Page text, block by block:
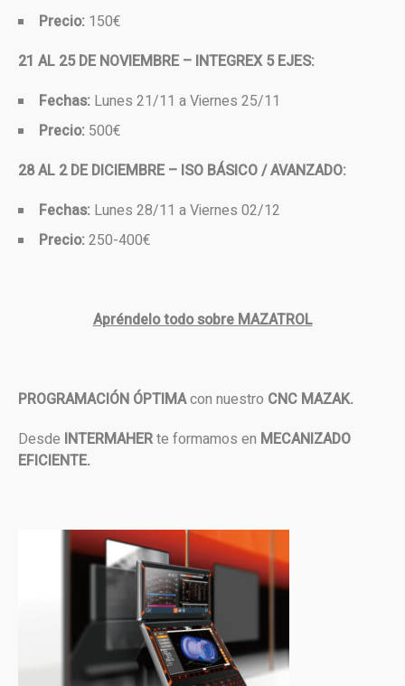
Precio: 150€
21 AL 25 DE NOVIEMBRE – INTEGREX 5 EJES:
Fechas: Lunes 21/11 a Viernes 25/11
Precio: 500€
28 AL 2 DE DICIEMBRE – ISO BÁSICO / AVANZADO:
Fechas: Lunes 28/11 a Viernes 02/12
Precio:250-400€
Apréndelo todo sobre MAZATROL
PROGRAMACIÓN ÓPTIMAcon nuestro CNC MAZAK.
Desde INTERMAHERte formamos en MECANIZADO
EFICIENTE.